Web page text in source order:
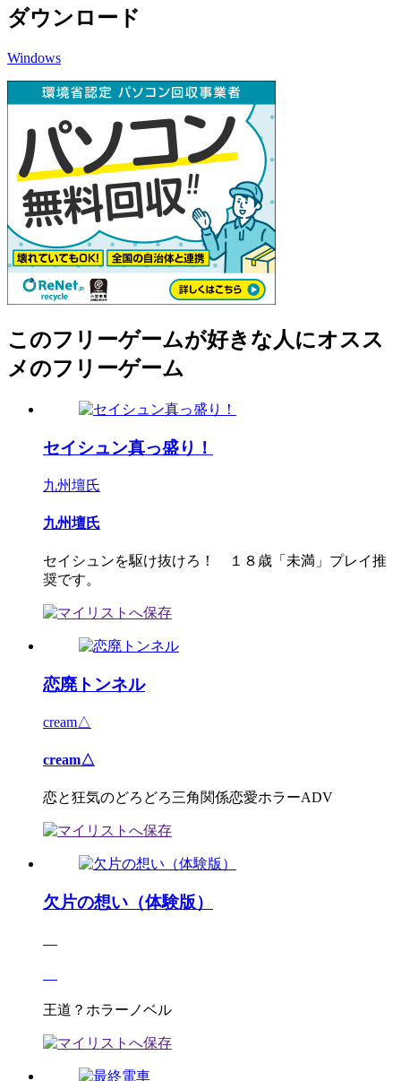
ダウンロード
Windows
このフリーゲームが好きな人にオスス
メのフリーゲーム
セイシュン真っ盛り！
九州壇氏
九州壇氏
セイシュンを駆け抜けろ！ １８歳「未満」プレイ推
奨です。
恋廃トンネル
cream△
cream△
恋と狂気のどろどろ三角関係恋愛ホラーADV
欠片の想い（体験版）
王道？ホラーノベル